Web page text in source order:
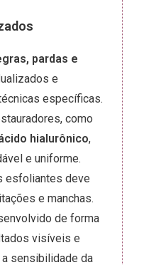
pardas e
e
específicas.
como
hialurônico,
e uniforme.
esfoliantes deve
e manchas.
de forma
visíveis e
sensibilidade da